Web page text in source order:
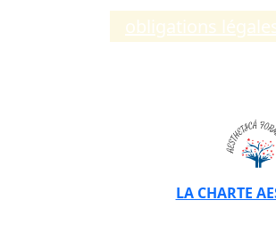
obligations
LA CHARTE